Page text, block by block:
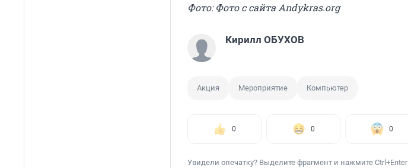
Фото: Фото с сайта Andykras.org
Кирилл ОБУХОВ
Акция Мероприятие Компьютер
0 0 0
Увидели опечатку? Выделите фрагмент и нажмите Ctrl+Enter